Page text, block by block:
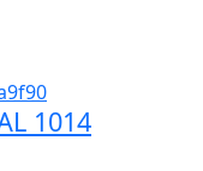
1014